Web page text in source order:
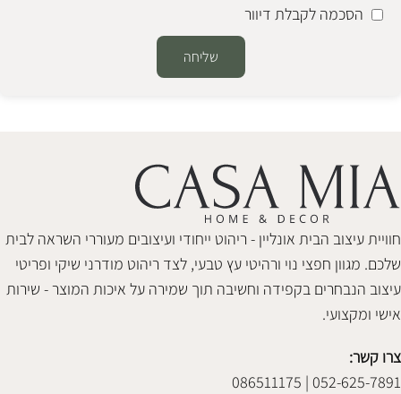
הסכמה לקבלת דיוור
שליחה
חוויית עיצוב הבית אונליין - ריהוט ייחודי ועיצובים מעוררי השראה לבית
שלכם. מגוון חפצי נוי ורהיטי עץ טבעי, לצד ריהוט מודרני שיקי ופריטי
עיצוב הנבחרים בקפידה וחשיבה תוך שמירה על איכות המוצר - שירות
אישי ומקצועי.
צרו קשר:
052-625-7891 | 086511175